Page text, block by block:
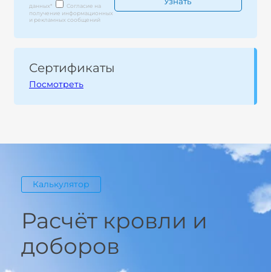
данных*
Согласие на
получение информационных
и рекламных сообщений
Сертификаты
Посмотреть
Калькулятор
Расчёт кровли и
доборов